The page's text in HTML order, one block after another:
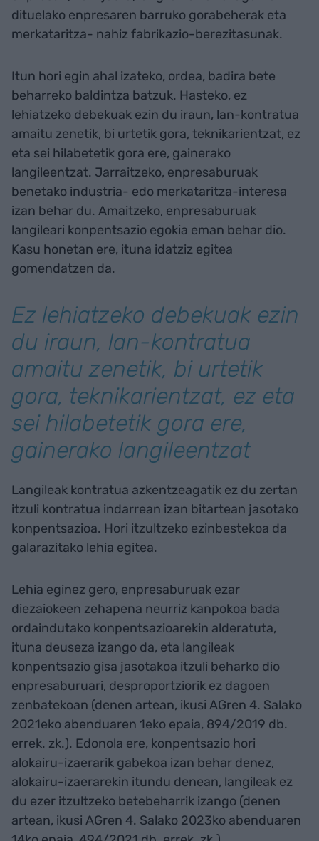
dituelako enpresaren barruko gorabeherak eta
merkataritza- nahiz fabrikazio-berezitasunak.
Itun hori egin ahal izateko, ordea, badira bete
beharreko baldintza batzuk. Hasteko, ez
lehiatzeko debekuak ezin du iraun, lan-kontratua
amaitu zenetik, bi urtetik gora, teknikarientzat, ez
eta sei hilabetetik gora ere, gainerako
langileentzat. Jarraitzeko, enpresaburuak
benetako industria- edo merkataritza-interesa
izan behar du. Amaitzeko, enpresaburuak
langileari konpentsazio egokia eman behar dio.
Kasu honetan ere, ituna idatziz egitea
gomendatzen da.
Ez lehiatzeko debekuak ezin
du iraun, lan-kontratua
amaitu zenetik, bi urtetik
gora, teknikarientzat, ez eta
sei hilabetetik gora ere,
gainerako langileentzat
Langileak kontratua azkentzeagatik ez du zertan
itzuli kontratua indarrean izan bitartean jasotako
konpentsazioa. Hori itzultzeko ezinbestekoa da
galarazitako lehia egitea.
Lehia eginez gero, enpresaburuak ezar
diezaiokeen zehapena neurriz kanpokoa bada
ordaindutako konpentsazioarekin alderatuta,
ituna deuseza izango da, eta langileak
konpentsazio gisa jasotakoa itzuli beharko dio
enpresaburuari, desproportziorik ez dagoen
zenbatekoan (denen artean, ikusi AGren 4. Salako
2021eko abenduaren 1eko epaia, 894/2019 db.
errek. zk.). Edonola ere, konpentsazio hori
alokairu-izaerarik gabekoa izan behar denez,
alokairu-izaerarekin itundu denean, langileak ez
du ezer itzultzeko betebeharrik izango (denen
artean, ikusi AGren 4. Salako 2023ko abenduaren